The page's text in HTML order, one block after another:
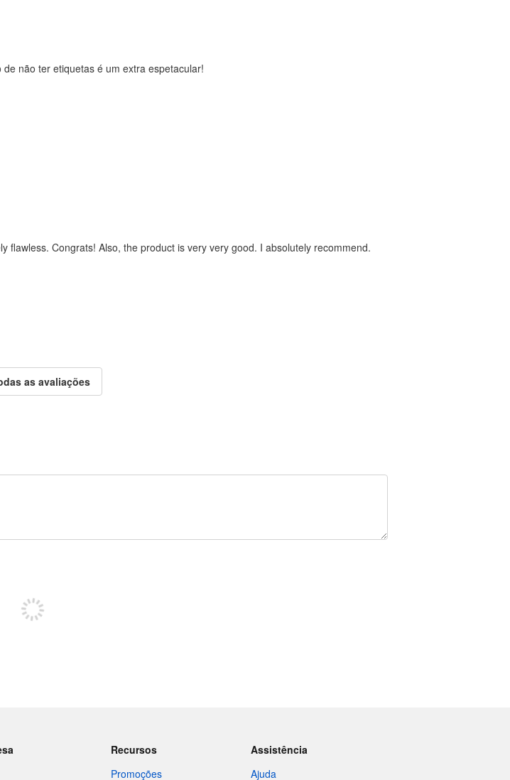
não ter etiquetas é um extra espetacular!
flawless. Congrats! Also, the product is very very good. I absolutely recommend.
as avaliações
Recursos
Promoções
Assistência
Ajuda